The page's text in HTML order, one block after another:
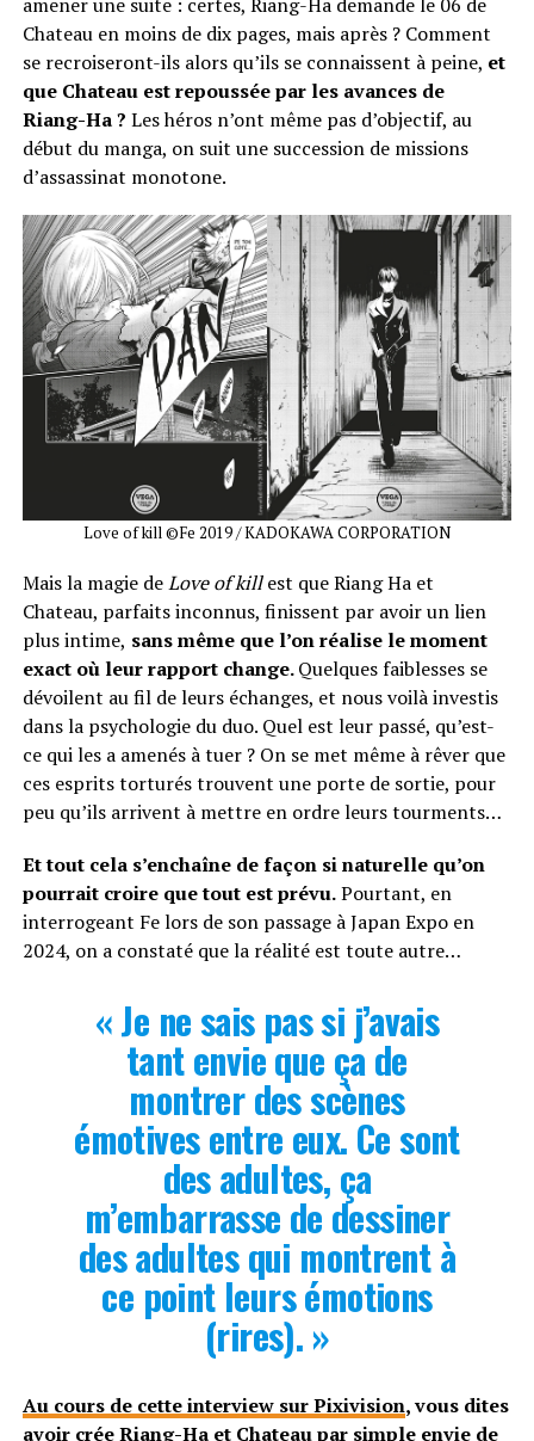
Chateau en moins de dix pages, mais après ? Comment
se recroiseront-ils alors qu’ils se connaissent à peine, et
que Chateau est repoussée par les avances de
Riang-Ha ? Les héros n’ont même pas d’objectif, au
début du manga, on suit une succession de missions
d’assassinat monotone.
Love of kill ©Fe 2019 / KADOKAWA CORPORATION
Mais la magie deLove of killest que Riang Ha et
Chateau, parfaits inconnus, finissent par avoir un lien
plus intime, sans même que l’on réalise le moment
exact où leur rapport change.Quelques faiblesses se
dévoilent au fil de leurs échanges, et nous voilà investis
dans la psychologie du duo. Quel est leur passé, qu’est-
ce qui les a amenés à tuer ? On se met même à rêver que
ces esprits torturés trouvent une porte de sortie, pour
peu qu’ils arrivent à mettre en ordre leurs tourments…
Et tout cela s’enchaîne de façon si naturelle qu’on
pourrait croire que tout est prévu.Pourtant, en
interrogeant Fe lors de son passage à Japan Expo en
2024, on a constaté que la réalité est toute autre…
« Je ne sais pas si j’avais
tant envie que ça de
montrer des scènes
émotives entre eux. Ce sont
des adultes, ça
m’embarrasse de dessiner
des adultes qui montrent à
ce point leurs émotions
(rires). »
Au cours de cette interview sur Pixivision, vous dites
avoir crée Riang-Ha et Chateau par simple envie de